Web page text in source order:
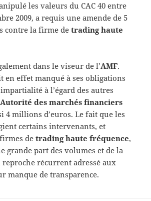
les valeurs du CAC 40 entre
2009, a requis une amende de 5
contre la firme detrading haute
dans le viseur de l’AMF.
en effet manqué à ses obligations
à l’égard des autres
Autorité des marchés financiers
4 millions d’euros. Le fait que les
certains intervenants, et
detrading haute fréquence,
grande part des volumes et de la
récurrent adressé aux
manque de transparence.